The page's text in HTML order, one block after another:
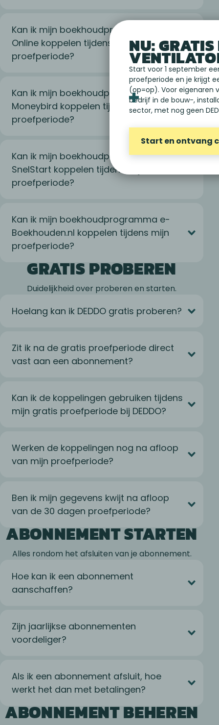
Kan ik mijn boekhoudprogramma Exact
Online koppelen tijdens mijn
proefperiode?
Kan ik mijn boekhoudprogramma
Moneybird koppelen tijdens mijn
proefperiode?
Kan ik mijn boekhoudprogramma
SnelStart koppelen tijdens mijn
proefperiode?
Kan ik mijn boekhoudprogramma e-
Boekhouden.nl koppelen tijdens mijn
proefperiode?
GRATIS PROBEREN
Duidelijkheid over proberen en starten.
Hoelang kan ik DEDDO gratis proberen?
Zit ik na de gratis proefperiode direct
vast aan een abonnement?
Kan ik de koppelingen gebruiken tijdens
mijn gratis proefperiode bij DEDDO?
Werken de koppelingen nog na afloop
van mijn proefperiode?
Ben ik mijn gegevens kwijt na afloop
van de 30 dagen proefperiode?
ABONNEMENT STARTEN
Alles rondom het afsluiten van je abonnement.
Hoe kan ik een abonnement
aanschaffen?
Zijn jaarlijkse abonnementen
voordeliger?
Als ik een abonnement afsluit, hoe
werkt het dan met betalingen?
ABONNEMENT BEHEREN
NU:
Start voor 1 september
proefperiode en je krijgt
(op=op). Voor eigenaren
bedrijf in de bouw-,
sector, met nog geen
Start en ontvang